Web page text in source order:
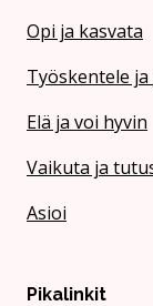
Opi ja kasvata
Työskentele
Elä ja voi hyvin
Vaikuta ja
Asioi
Pikalinkit